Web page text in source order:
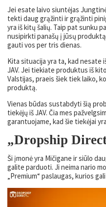
Jei esate laivo siuntėjas
tekti daug grąžinti ir grąžinti
yra iš kitų šalių. Taip pat sunku
nusipirkti panašų į jūsų
gauti vos per tris dienas.
Kita situacija yra ta, kad nesate
JAV. Jei tiekiate produktus iš
Valstijas, praeis šiek tiek laiko,
produktą.
Vienas būdas sustabdyti šią
tiekėjų iš JAV. Čia mes
garantuojame, kad šie tiekėjai
„Dropship
Ši įmonė yra Mičigane ir siūlo
galite parduoti. Ji neima nario
„Premium“ paslaugas, kurios